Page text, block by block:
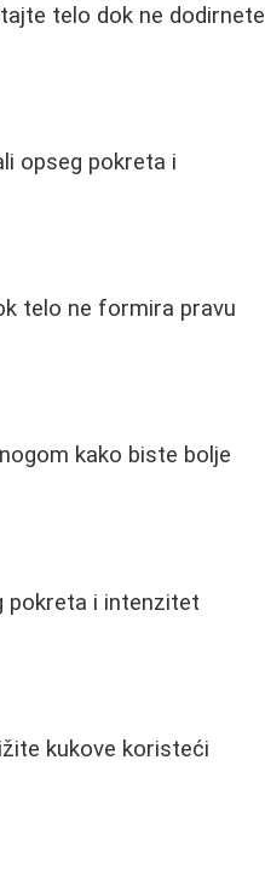
telo dok ne dodirnete
opseg pokreta i
telo ne formira pravu
kako biste bolje
pokreta i intenzitet
kukove koristeći